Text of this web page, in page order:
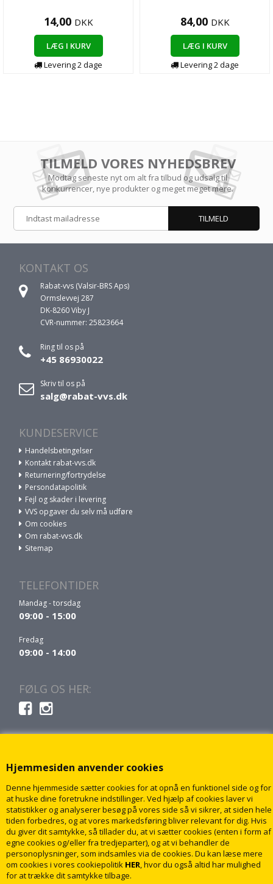
Hjemmesiden anvender cookies
Denne hjemmeside sætter cookies for at opnå en funktionel side og for
at huske dine foretrukne indstillinger. Ved hjælp af cookies laver vi
statistikker og analyserer besøg på vores side så vi sikrer, at siden hele
tiden forbedres, og at vores markedsføring bliver relevant for dig. Hvis
du giver dit samtykke, så tillader du, at vi sætter cookies (enten i form af
egne cookies og/eller fra tredjeparter), og at vi behandler de
personoplysninger, som indsamles via de cookies. Du kan læse mere
om cookies i vores cookiepolitik HER, hvor du også altid har mulighed
for at trække dit samtykke tilbage.
14,00 DKK
LÆG I KURV
Levering 2 dage
84,00 DKK
LÆG I KURV
Levering 2 dage
TILMELD VORES NYHEDSBREV
Modtag seneste nyt om alt fra tilbud og udsalg til
konkurrencer, nye produkter og meget meget mere.
KONTAKT OS
Rabat-vvs (Valsir-BRS Aps)
Ormslevvej 287
DK-8260 Viby J
CVR-nummer: 25823664
Ring til os på
+45 86930022
Skriv til os på
salg@rabat-vvs.dk
KUNDESERVICE
Handelsbetingelser
Kontakt rabat-vvs.dk
Returnering/fortrydelse
Persondatapolitik
Fejl og skader i levering
VVS opgaver du selv må udføre
Om cookies
Om rabat-vvs.dk
Sitemap
TELEFONTIDER
Mandag - torsdag
09:00 - 15:00
Fredag
09:00 - 14:00
FØLG OS HER: